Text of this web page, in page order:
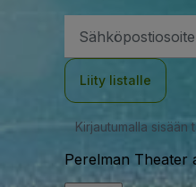
Liity listalle
Kirjautumalla sisään
Perelman Theater